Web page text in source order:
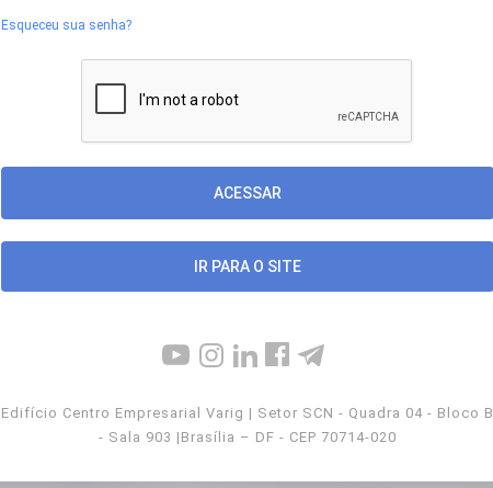
Esqueceu sua senha?
IR PARA O SITE
Edifício Centro Empresarial Varig | Setor SCN - Quadra 04 - Bloco B
- Sala 903 |Brasília – DF - CEP 70714-020